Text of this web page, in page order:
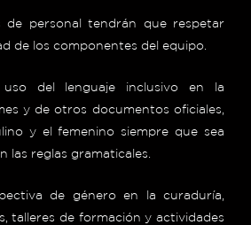
de personal tendrán que respetar
de los componentes del equipo.
del lenguaje inclusivo en la
y de otros documentos oficiales,
y el femenino siempre que sea
las reglas gramaticales.
de género en la curaduría,
talleres de formación y actividades